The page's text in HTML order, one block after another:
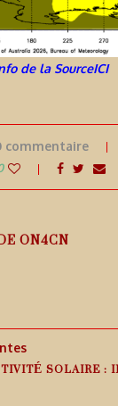
de la SourceICI
commentaire
ON4CN
SOLAIRE :